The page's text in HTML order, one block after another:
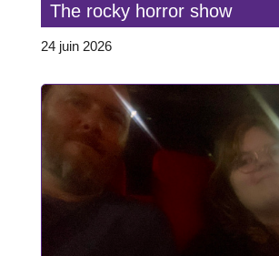
The rocky horror show
24 juin 2026